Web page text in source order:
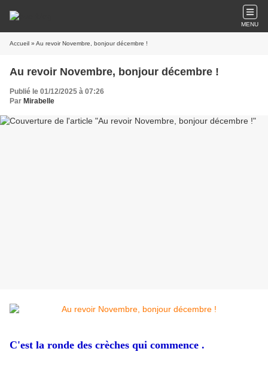
MENU
Accueil » Au revoir Novembre, bonjour décembre !
Au revoir Novembre, bonjour décembre !
Publié le 01/12/2025 à 07:26
Par Mirabelle
C'est la ronde des crèches qui commence .